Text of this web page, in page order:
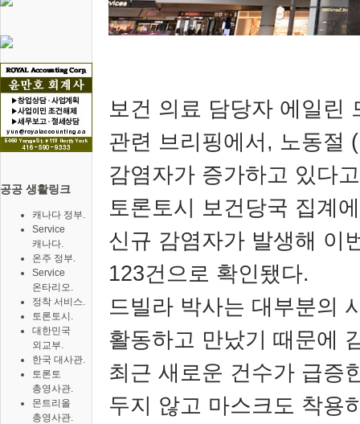
공공 생활링크
캐나다 정부.
Service
캐나다.
온주 정부.
Service
온타리오.
정착 서비스.
토론토시.
대한민국
외교부.
한국 대사관.
토론토
총영사관.
몬트리올
총영사관.
보건 의료 담당자 에일린
관련 브리핑에서, 노동절
감염자가 증가하고 있다
토론토시 보건당국 집계
신규 감염자가 발생해 이
123건으로 확인됐다.
드빌라 박사는 대부분의
활동하고 만났기 때문에
최근 새로운 건수가 급증
두지 않고 마스크도 착용